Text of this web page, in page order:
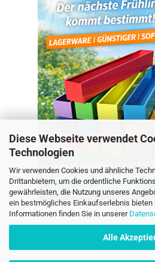
Diese Webseite verwendet
Technologien
Wir verwenden Cookies und ähnliche
Drittanbietern, um die ordentliche
gewährleisten, die Nutzung unseres
ein bestmögliches Einkaufserlebnis bieten
Informationen finden Sie in unserer
Alle